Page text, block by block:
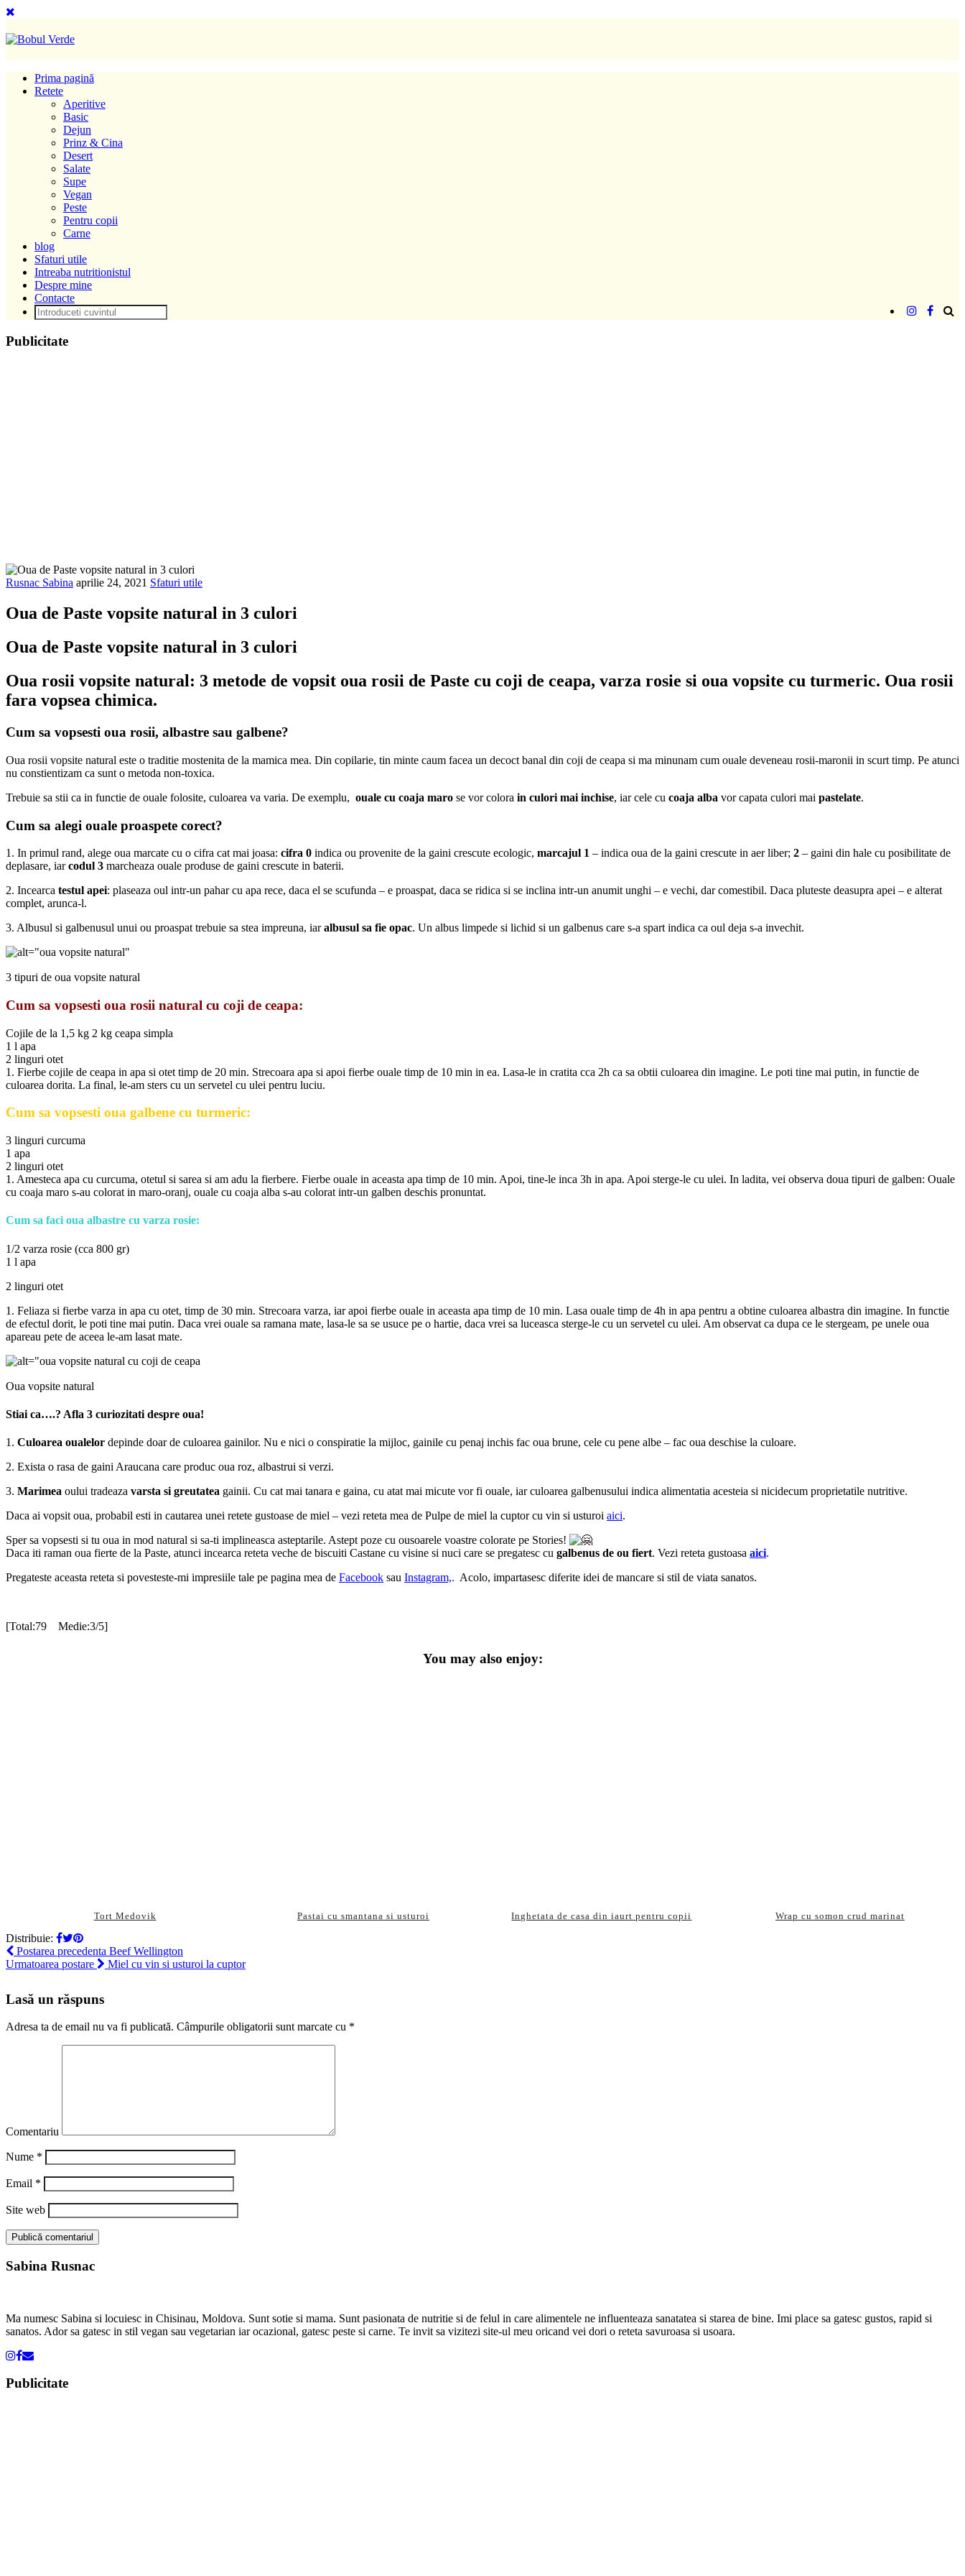
Prima pagină
Retete
Aperitive
Basic
Dejun
Prinz & Cina
Desert
Salate
Supe
Vegan
Peste
Pentru copii
Carne
blog
Sfaturi utile
Intreaba nutritionistul
Despre mine
Contacte
Publicitate
Rusnac Sabina aprilie 24, 2021 Sfaturi utile
Oua de Paste vopsite natural in 3 culori
Oua de Paste vopsite natural in 3 culori
Oua rosii vopsite natural: 3 metode de vopsit oua rosii de Paste cu coji de ceapa, varza rosie si oua vopsite cu turmeric. Oua rosii
fara vopsea chimica.
Cum sa vopsesti oua rosii, albastre sau galbene?
Oua rosii vopsite natural este o traditie mostenita de la mamica mea. Din copilarie, tin minte caum facea un decoct banal din coji de ceapa si ma minunam cum ouale deveneau rosii-maronii in scurt timp. Pe atunci
nu constientizam ca sunt o metoda non-toxica.
Trebuie sa stii ca in functie de ouale folosite, culoarea va varia. De exemplu, ouale cu coaja maro se vor colora in culori mai inchise, iar cele cu coaja alba vor capata culori mai pastelate.
Cum sa alegi ouale proaspete corect?
1. In primul rand, alege oua marcate cu o cifra cat mai joasa: cifra 0 indica ou provenite de la gaini crescute ecologic, marcajul 1 – indica oua de la gaini crescute in aer liber; 2 – gaini din hale cu posibilitate de
deplasare, iarcodul 3 marcheaza ouale produse de gaini crescute in baterii.
2. Incearca testul apei: plaseaza oul intr-un pahar cu apa rece, daca el se scufunda – e proaspat, daca se ridica si se inclina intr-un anumit unghi – e vechi, dar comestibil. Daca pluteste deasupra apei – e alterat
complet, arunca-l.
3. Albusul si galbenusul unui ou proaspat trebuie sa stea impreuna, iaralbusul sa fie opac. Un albus limpede si lichid si un galbenus care s-a spart indica ca oul deja s-a invechit.
3 tipuri de oua vopsite natural
Cum sa vopsesti oua rosii natural cu coji de ceapa:
Cojile de la 1,5 kg 2 kg ceapa simpla
1 l apa
2 linguri otet
1. Fierbe cojile de ceapa in apa si otet timp de 20 min. Strecoara apa si apoi fierbe ouale timp de 10 min in ea. Lasa-le in cratita cca 2h ca sa obtii culoarea din imagine. Le poti tine mai putin, in functie de
culoarea dorita. La final, le-am sters cu un servetel cu ulei pentru luciu.
Cum sa vopsesti oua galbene cu turmeric:
3 linguri curcuma
1 apa
2 linguri otet
1. Amesteca apa cu curcuma, otetul si sarea si am adu la fierbere. Fierbe ouale in aceasta apa timp de 10 min. Apoi, tine-le inca 3h in apa. Apoi sterge-le cu ulei. In ladita, vei observa doua tipuri de galben: Ouale
cu coaja maro s-au colorat in maro-oranj, ouale cu coaja alba s-au colorat intr-un galben deschis pronuntat.
Cum sa faci oua albastre cu varza rosie:
1/2 varza rosie (cca 800 gr)
1 l apa
2 linguri otet
1. Feliaza si fierbe varza in apa cu otet, timp de 30 min. Strecoara varza, iar apoi fierbe ouale in aceasta apa timp de 10 min. Lasa ouale timp de 4h in apa pentru a obtine culoarea albastra din imagine. In functie
de efectul dorit, le poti tine mai putin. Daca vrei ouale sa ramana mate, lasa-le sa se usuce pe o hartie, daca vrei sa luceasca sterge-le cu un servetel cu ulei. Am observat ca dupa ce le stergeam, pe unele oua
apareau pete de aceea le-am lasat mate.
Oua vopsite natural
Stiai ca….? Afla 3 curiozitati despre oua!
1. Culoarea oualelor depinde doar de culoarea gainilor. Nu e nici o conspiratie la mijloc, gainile cu penaj inchis fac oua brune, cele cu pene albe – fac oua deschise la culoare.
2. Exista o rasa de gaini Araucana care produc oua roz, albastrui si verzi.
3. Marimea oului tradeaza varsta si greutatea gainii. Cu cat mai tanara e gaina, cu atat mai micute vor fi ouale, iar culoarea galbenusului indica alimentatia acesteia si nicidecum proprietatile nutritive.
Daca ai vopsit oua, probabil esti in cautarea unei retete gustoase de miel – vezi reteta mea de Pulpe de miel la cuptor cu vin si usturoi aici.
Sper sa vopsesti si tu oua in mod natural si sa-ti implineasca asteptarile. Astept poze cu ousoarele voastre colorate pe Stories!
Daca iti raman oua fierte de la Paste, atunci incearca reteta veche de biscuiti Castane cu visine si nuci care se pregatesc cu galbenus de ou fiert. Vezi reteta gustoasa aici.
Pregateste aceasta reteta si povesteste-mi impresiile tale pe pagina mea de Facebook sau Instagram,. Acolo, impartasesc diferite idei de mancare si stil de viata sanatos.
[Total:79 Medie:3/5]
You may also enjoy:
Tort Medovik Pastai cu smantana si usturoi Inghetata de casa din iaurt pentru copii Wrap cu somon crud marinat
Distribuie:
Postarea precedenta Beef Wellington
Urmatoarea postare
Miel cu vin si usturoi la cuptor
Lasă un răspuns
Adresa ta de email nu va fi publicată. Câmpurile obligatorii sunt marcate cu *
Comentariu
Nume *
Email *
Site web
Sabina Rusnac
Ma numesc Sabina si locuiesc in Chisinau, Moldova. Sunt sotie si mama. Sunt pasionata de nutritie si de felul in care alimentele ne influenteaza sanatatea si starea de bine. Imi place sa gatesc gustos, rapid si
sanatos. Ador sa gatesc in stil vegan sau vegetarian iar ocazional, gatesc peste si carne. Te invit sa vizitezi site-ul meu oricand vei dori o reteta savuroasa si usoara.
Publicitate